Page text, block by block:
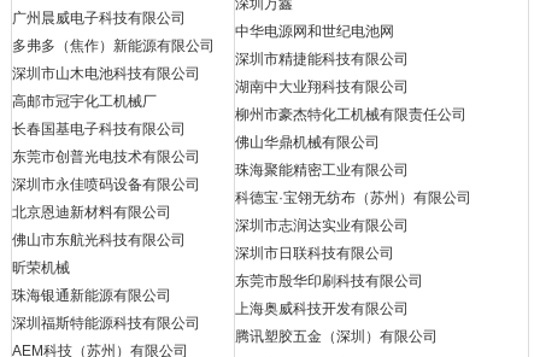
广州晨威电子科技有限公司
多弗多（焦作）新能源有限公司
深圳市山木电池科技有限公司
高邮市冠宇化工机械厂
长春国基电子科技有限公司
东莞市创普光电技术有限公司
深圳市永佳喷码设备有限公司
北京恩迪新材料有限公司
佛山市东航光科技有限公司
昕荣机械
珠海银通新能源有限公司
深圳福斯特能源科技有限公司
AEM科技（苏州）有限公司
中华电源网和世纪电池网
深圳市精捷能科技有限公司
湖南中大业翔科技有限公司
柳州市豪杰特化工机械有限责任公司
佛山华鼎机械有限公司
珠海聚能精密工业有限公司
科德宝·宝翎无纺布（苏州）有限公司
深圳市志润达实业有限公司
深圳市日联科技有限公司
东莞市殷华印刷科技有限公司
上海奥威科技开发有限公司
腾讯塑胶五金（深圳）有限公司